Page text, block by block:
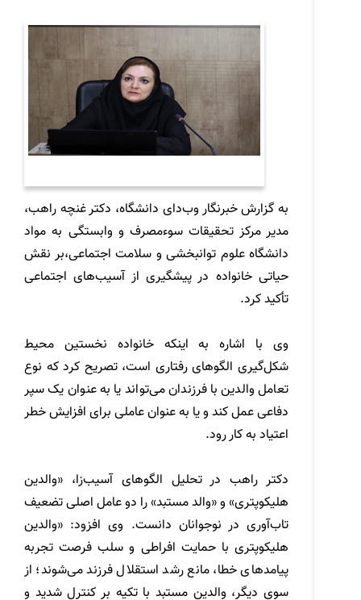
به گزارش خبرنگار وب‌دای دانشگاه، دکتر غنچه راهب،
مدیر مرکز تحقیقات سوءمصرف و وابستگی به مواد
دانشگاه علوم توانبخشی و سلامت اجتماعی،بر نقش
حیاتی خانواده در پیشگیری از آسیب‌های اجتماعی
تأکید کرد.
وی با اشاره به اینکه خانواده نخستین محیط
شکل‌گیری الگوهای رفتاری است، تصریح کرد که نوع
تعامل والدین با فرزندان می‌تواند یا به عنوان یک سپر
دفاعی عمل کند و یا به عنوان عاملی برای افزایش خطر
اعتیاد به کار رود.
دکتر راهب در تحلیل الگوهای آسیب‌زا، «والدین
هلیکوپتری» و «والد مستبد» را دو عامل اصلی تضعیف
تاب‌آوری در نوجوانان دانست. وی افزود: «والدین
هلیکوپتری با حمایت افراطی و سلب فرصت تجربه
پیامدهای خطا، مانع رشد استقلال فرزند می‌شوند؛ از
سوی دیگر، والدین مستبد با تکیه بر کنترل شدید و